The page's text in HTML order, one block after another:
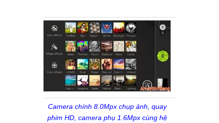
Camera chính 8.0Mpx chụp ảnh, quay
phim HD, camera phụ 1.6Mpx cùng hệ